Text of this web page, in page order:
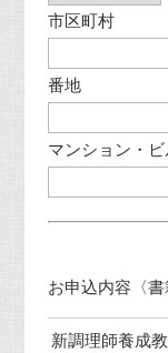
市区町村
番地
マンション・ビ
お申込内容〈書
新調理師養成